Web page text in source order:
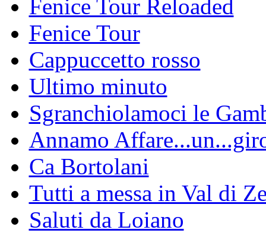
Fenice Tour Reloaded
Fenice Tour
Cappuccetto rosso
Ultimo minuto
Sgranchiolamoci le
Annamo
Ca Bortolani
Tutti a messa in Val di
Saluti da Loiano